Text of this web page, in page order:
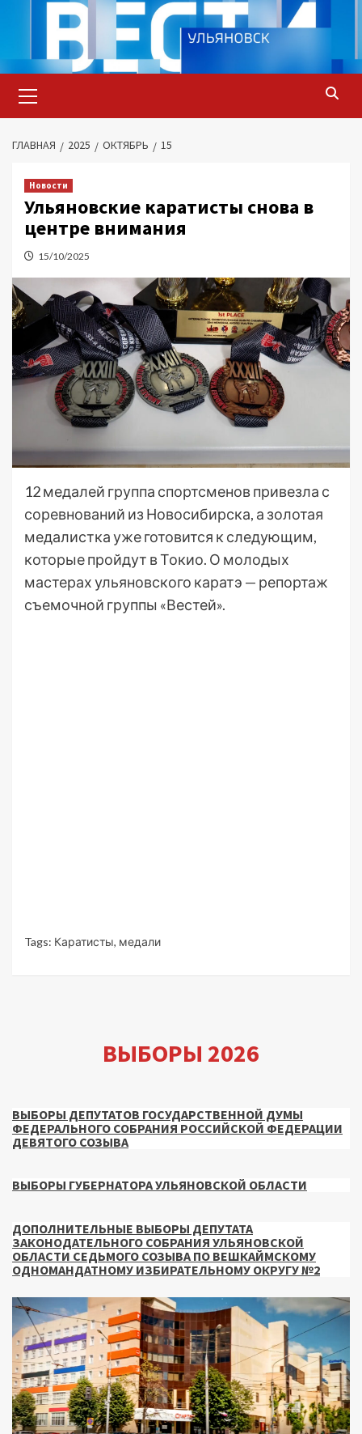
содержимому
меню
ГЛАВНАЯ 2025 ОКТЯБРЬ 15
Новости
Ульяновские каратисты снова в
центре внимания
15/10/2025
12 медалей группа спортсменов привезла с
соревнований из Новосибирска, а золотая
медалистка уже готовится к следующим,
которые пройдут в Токио. О молодых
мастерах ульяновского каратэ — репортаж
съемочной группы «Вестей».
Tags: Каратисты, медали
ВЫБОРЫ 2026
ВЫБОРЫ ДЕПУТАТОВ ГОСУДАРСТВЕННОЙ ДУМЫ
ФЕДЕРАЛЬНОГО СОБРАНИЯ РОССИЙСКОЙ ФЕДЕРАЦИИ
ДЕВЯТОГО СОЗЫВА
ВЫБОРЫ ГУБЕРНАТОРА УЛЬЯНОВСКОЙ ОБЛАСТИ
ДОПОЛНИТЕЛЬНЫЕ ВЫБОРЫ ДЕПУТАТА
ЗАКОНОДАТЕЛЬНОГО СОБРАНИЯ УЛЬЯНОВСКОЙ
ОБЛАСТИ СЕДЬМОГО СОЗЫВА ПО ВЕШКАЙМСКОМУ
ОДНОМАНДАТНОМУ ИЗБИРАТЕЛЬНОМУ ОКРУГУ №2